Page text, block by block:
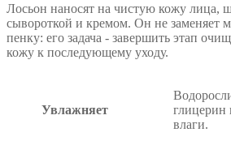
Лосьон наносят на чистую кожу лица,
сывороткой и кремом. Он не заменяет
пенку: его задача - завершить этап
кожу к последующему уходу.
Увлажняет
глицерин
влаги.